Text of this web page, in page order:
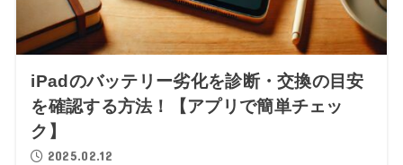
iPadのバッテリー劣化を診断・交換の目安
を確認する方法！【アプリで簡単チェッ
ク】
2025.02.12